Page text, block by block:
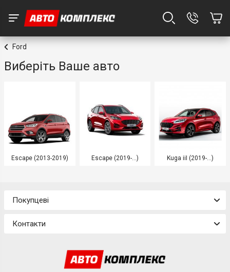
Ford
Виберіть Ваше авто
Escape (2013-2019) Escape (2019-...) Kuga iiI (2019-…)
Покупцеві
Контакти